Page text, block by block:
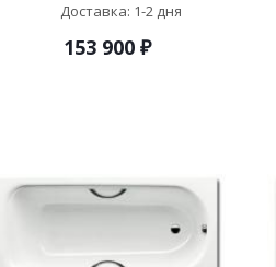
Доставка: 1-2 дня
153 900₽